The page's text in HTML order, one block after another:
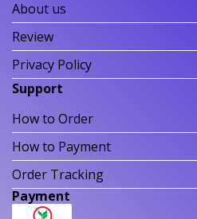
About us
Review
Privacy Policy
Support
How to Order
How to Payment
Order Tracking
Payment